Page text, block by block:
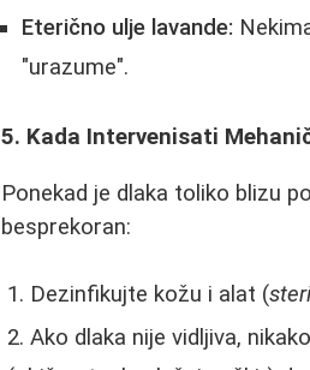
Eterično ulje lavande:
"urazume".
5. Kada Intervenisati
Ponekad je dlaka toliko blizu
besprekoran:
Dezinfikujte kožu i alat (
Ako dlaka nije vidljiva,